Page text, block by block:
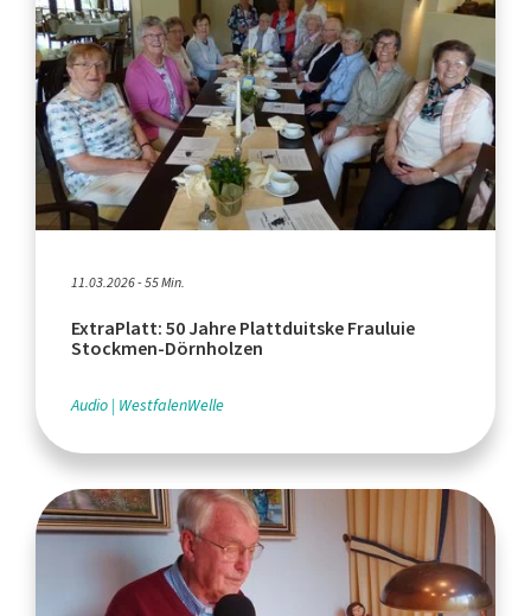
11.03.2026 - 55 Min.
ExtraPlatt: 50 Jahre Plattduitske Frauluie
Stockmen-Dörnholzen
Audio WestfalenWelle